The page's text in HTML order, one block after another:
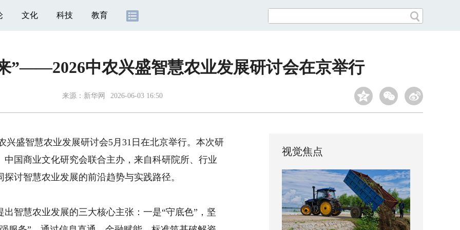
文化 科技 教育
”——2026中农兴盛智慧农业发展研讨会在京举行
来源： 新华网 2026-06-03 16:50
盛智慧农业发展研讨会5月31日在北京举行。本次研
国商业文化研究会联合主办，来自科研院所、行业
讨智慧农业发展的前沿趋势与实践路径。
慧农业发展的三大核心主张：一是“守底色”，坚
视觉焦点